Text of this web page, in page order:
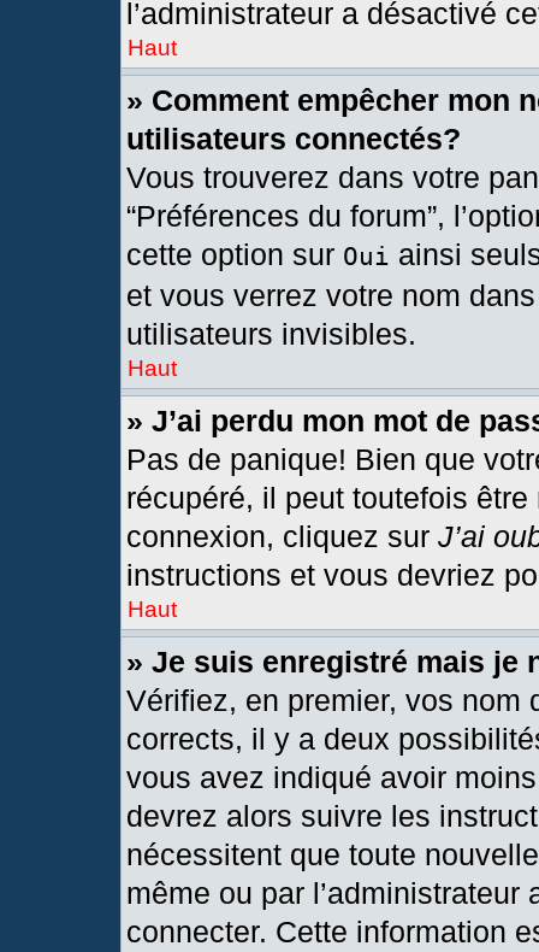
l’administrateur a désactivé
Haut
» Comment empêcher mon
utilisateurs connectés?
Vous trouverez dans votre
“Préférences du forum”,
cette option sur Oui ainsi
et vous verrez votre nom
utilisateurs invisibles.
Haut
» J’ai perdu mon mot de
Pas de panique! Bien que
récupéré, il peut toutefois
connexion, cliquez sur J’ai
instructions et vous devriez
Haut
» Je suis enregistré mais je
Vérifiez, en premier, vos nom
corrects, il y a deux
vous avez indiqué avoir
devrez alors suivre les
nécessitent que toute
même ou par
connecter. Cette information